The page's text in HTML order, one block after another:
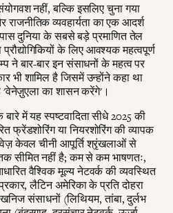
नहीं, बल्कि इसलिए चुना गया
व्यवहार्यता का एक आदर्श
दुनिया के सबसे बड़े प्रमाणित तेल
के लिए आवश्यक महत्वपूर्ण
ने बार-बार इन संसाधनों के महत्व पर
भी शामिल है जिसमें उन्होंने कहा था
'वेनेज़ुएला का शासन करेंगे'।
में यह स्पष्टवादिता सीधे 2025 की
फ्रेंडशोरिंग या नियरशोरिंग की व्यापक
केवल चीनी आपूर्ति श्रृंखलाओं से
सीमित नहीं है; कम से कम भाषणतः,
वैश्विक मूल्य नेटवर्क की व्यवस्थित
लैटिन अमेरिका के प्रति दोहरा
खनिज संसाधनों (लिथियम, तांबा, दुर्लभ